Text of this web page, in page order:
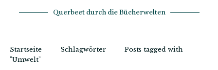
Querbeet durch die Bücherwelten
Startseite Schlagwörter
Posts tagged with
"Umwelt"